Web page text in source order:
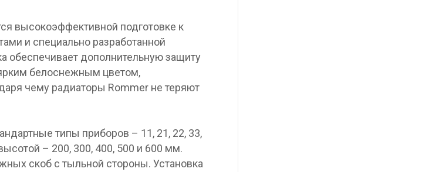
высокоэффективной подготовке к
и специально разработанной
обеспечивает дополнительную защиту
белоснежным цветом,
чему радиаторы Rommer не теряют
типы приборов – 11, 21, 22, 33,
– 200, 300, 400, 500 и 600 мм.
скоб с тыльной стороны. Установка